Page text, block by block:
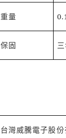
重量
保固
台灣威騰電子股